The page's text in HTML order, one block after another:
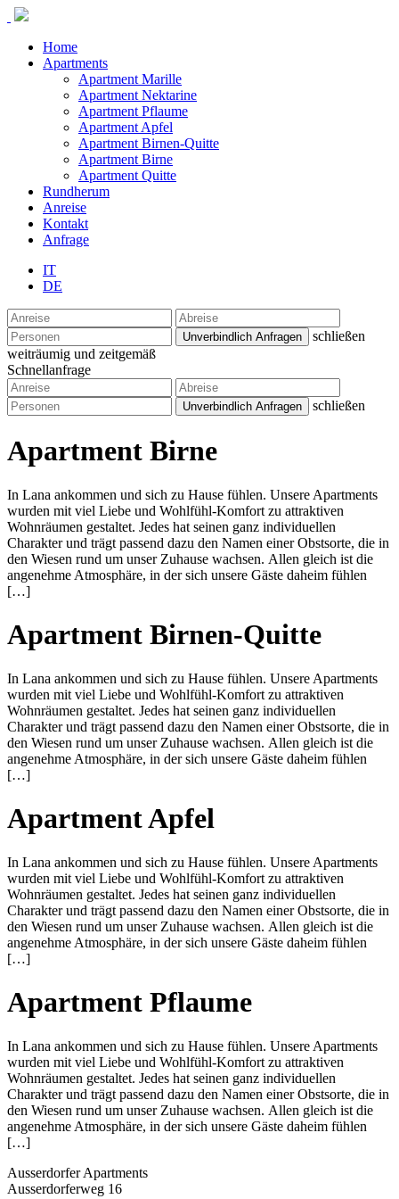
Home
Apartments
Apartment Marille
Apartment Nektarine
Apartment Pflaume
Apartment Apfel
Apartment Birnen-Quitte
Apartment Birne
Apartment Quitte
Rundherum
Anreise
Kontakt
Anfrage
IT
DE
schließen
weiträumig und zeitgemäß
Schnellanfrage
schließen
Apartment Birne
In Lana ankommen und sich zu Hause fühlen. Unsere Apartments
wurden mit viel Liebe und Wohlfühl-Komfort zu attraktiven
Wohnräumen gestaltet. Jedes hat seinen ganz individuellen
Charakter und trägt passend dazu den Namen einer Obstsorte, die in
den Wiesen rund um unser Zuhause wachsen. Allen gleich ist die
angenehme Atmosphäre, in der sich unsere Gäste daheim fühlen
[…]
Apartment Birnen-Quitte
In Lana ankommen und sich zu Hause fühlen. Unsere Apartments
wurden mit viel Liebe und Wohlfühl-Komfort zu attraktiven
Wohnräumen gestaltet. Jedes hat seinen ganz individuellen
Charakter und trägt passend dazu den Namen einer Obstsorte, die in
den Wiesen rund um unser Zuhause wachsen. Allen gleich ist die
angenehme Atmosphäre, in der sich unsere Gäste daheim fühlen
[…]
ApartmentApfel
In Lana ankommen und sich zu Hause fühlen. Unsere Apartments
wurden mit viel Liebe und Wohlfühl-Komfort zu attraktiven
Wohnräumen gestaltet. Jedes hat seinen ganz individuellen
Charakter und trägt passend dazu den Namen einer Obstsorte, die in
den Wiesen rund um unser Zuhause wachsen. Allen gleich ist die
angenehme Atmosphäre, in der sich unsere Gäste daheim fühlen
[…]
Apartment Pflaume
In Lana ankommen und sich zu Hause fühlen. Unsere Apartments
wurden mit viel Liebe und Wohlfühl-Komfort zu attraktiven
Wohnräumen gestaltet. Jedes hat seinen ganz individuellen
Charakter und trägt passend dazu den Namen einer Obstsorte, die in
den Wiesen rund um unser Zuhause wachsen. Allen gleich ist die
angenehme Atmosphäre, in der sich unsere Gäste daheim fühlen
[…]
Ausserdorfer Apartments
Ausserdorferweg 16